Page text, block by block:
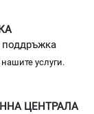
услуги.
ЦЕНТРАЛА